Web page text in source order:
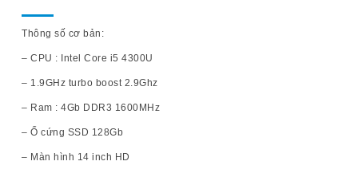
Thông số cơ bản:
– CPU : Intel Core i5 4300U
– 1.9GHz turbo boost 2.9Ghz
– Ram : 4Gb DDR3 1600MHz
– Ổ cứng SSD 128Gb
– Màn hình 14 inch HD